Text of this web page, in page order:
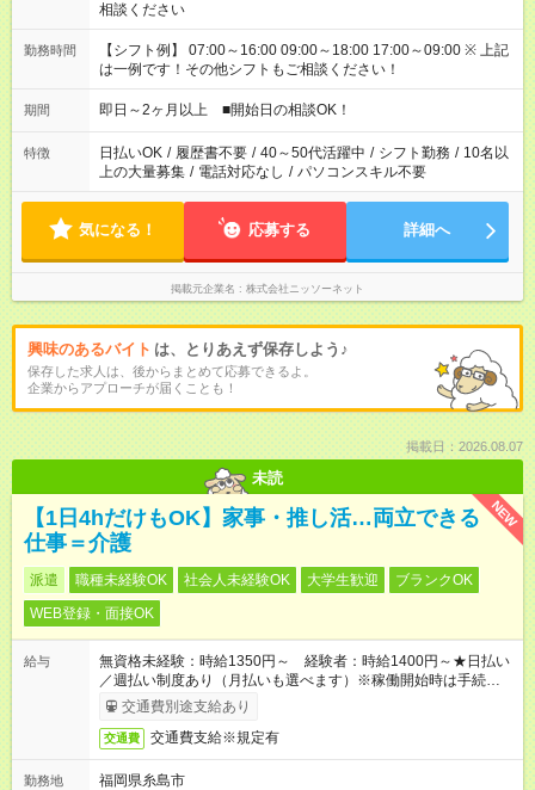
相談ください
勤務時間
【シフト例】 07:00～16:00 09:00～18:00 17:00～09:00 ※ 上記
は一例です！その他シフトもご相談ください！
期間 即日～2ヶ月以上 ■開始日の相談OK！
特徴 日払いOK / 履歴書不要 / 40～50代活躍中 / シフト勤務 / 10名以
上の大量募集 / 電話対応なし / パソコンスキル不要
気になる！ 応募する 詳細へ
掲載元企業名 株式会社ニッソーネット
興味のあるバイト は、とりあえず保存しよう♪
保存した求人は、後からまとめて応募できるよ。
企業からアプローチが届くことも！
掲載日：2026.08.07
未読
NEW
【1日4hだけもOK】家事・推し活…両立できる
仕事＝介護
派遣 職種未経験OK 社会人未経験OK 大学生歓迎
ブランクOK
WEB登録・面接OK
給与
無資格未経験：時給1350円～ 経験者：時給1400円～★日払い
／週払い制度あり（月払いも選べます）※稼働開始時は手続き完
了次第のお支払いとなります。
交通費別途支給あり
交通費 交通費支給※規定有
勤務地
福岡県糸島市